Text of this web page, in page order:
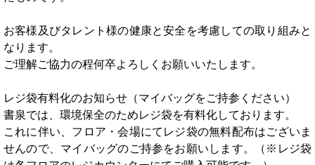
お客様及びタレント様の健康と安全を考慮しての取り組みと
なります。
ご理解ご協力の程何卒よろしくお願いいたします。
レジ袋有料化のお知らせ（マイバッグをご持参ください）
書泉では、環境保全のためレジ袋を有料化しております。
これに伴い、フロア・会場にてレジ袋の無料配布はございま
せんので、マイバッグのご持参をお願いします。（※レジ袋